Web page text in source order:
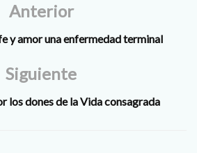
Anterior
y amor una enfermedad terminal
Siguiente
los dones de la Vida consagrada